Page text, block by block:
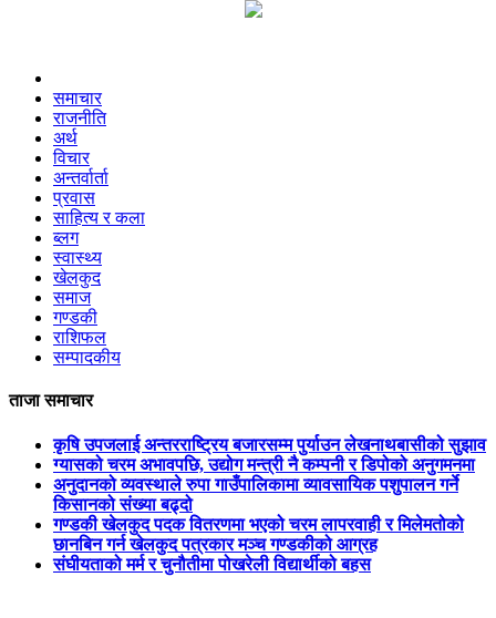
समाचार
राजनीति
अर्थ
विचार
अन्तर्वार्ता
प्रवास
साहित्य र कला
ब्लग
स्वास्थ्य
खेलकुद
समाज
गण्डकी
राशिफल
सम्पादकीय
ताजा समाचार
कृषि उपजलाई अन्तरराष्ट्रिय बजारसम्म पुर्याउन लेखनाथबासीको सुझाव
ग्यासको चरम अभावपछि, उद्योग मन्त्री नै कम्पनी र डिपोको अनुगमनमा
अनुदानको व्यवस्थाले रुपा गाउँपालिकामा व्यावसायिक पशुपालन गर्ने
किसानको संख्या बढ्दो
गण्डकी खेलकुद पदक वितरणमा भएको चरम लापरवाही र मिलेमतोको
छानबिन गर्न खेलकुद पत्रकार मञ्च गण्डकीको आग्रह
संघीयताको मर्म र चुनौतीमा पोखरेली विद्यार्थीको बहस